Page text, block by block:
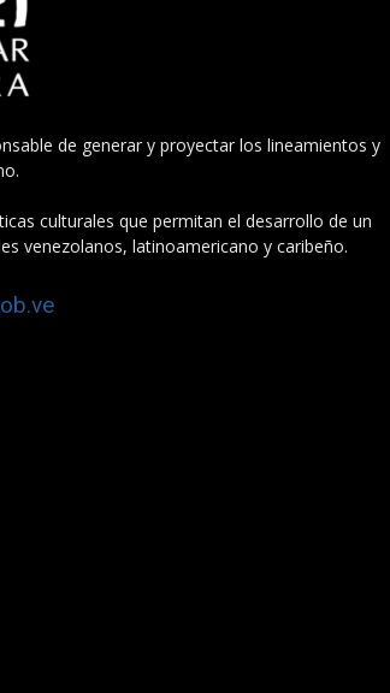
de generar y proyectar los lineamientos y
culturales que permitan el desarrollo de un
venezolanos, latinoamericano y caribeño.